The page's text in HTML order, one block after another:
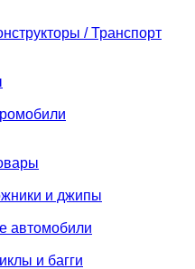
/ Транспорт
и джипы
автомобили
и багги